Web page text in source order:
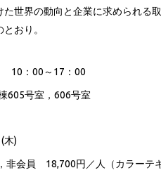
世界の動向と企業に求められる
おり。
10：00～17：00
605号室，606号室
木)
会員 18,700円／人（カラーテ